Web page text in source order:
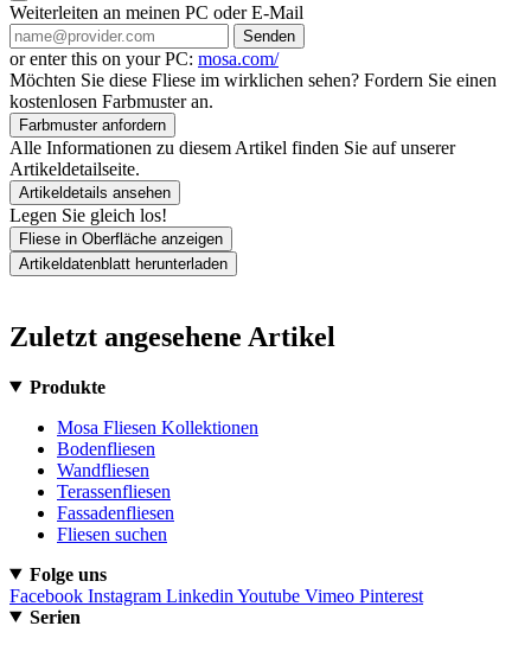
Weiterleiten an meinen PC oder E-Mail
Senden
or enter this on your PC: mosa.com/
Möchten Sie diese Fliese im wirklichen sehen? Fordern Sie einen
kostenlosen Farbmuster an.
Farbmuster anfordern
Alle Informationen zu diesem Artikel finden Sie auf unserer
Artikeldetailseite.
Artikeldetails ansehen
Legen Sie gleich los!
Fliese in Oberfläche anzeigen
Artikeldatenblatt herunterladen
Zuletzt angesehene Artikel
Produkte
Mosa Fliesen Kollektionen
Bodenfliesen
Wandfliesen
Terassenfliesen
Fassadenfliesen
Fliesen suchen
Folge uns
Facebook Instagram Linkedin Youtube Vimeo Pinterest
Serien